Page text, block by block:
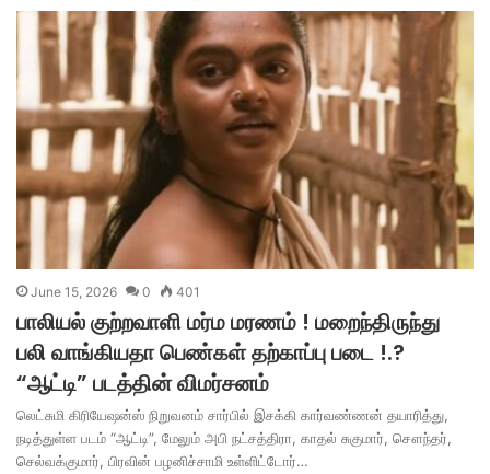
June 15, 2026 0 401
பாலியல் குற்றவாளி மர்ம மரணம் ! மறைந்திருந்து
பலி வாங்கியதா பெண்கள் தற்காப்பு படை !.?
“ஆட்டி” படத்தின் விமர்சனம்
லெட்சுமி கிரியேஷன்ஸ் நிறுவனம் சார்பில் இசக்கி கார்வண்ணன் தயாரித்து,
நடித்துள்ள படம் “ஆட்டி”, மேலும் அபி நட்சத்திரா, காதல் சுகுமார், சௌந்தர்,
செல்வக்குமார், பிரவின் பழனிச்சாமி உள்ளிட்டோர்…